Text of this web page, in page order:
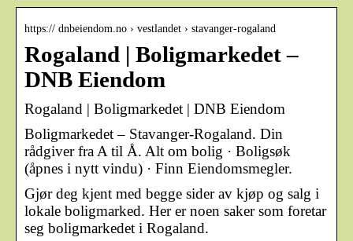
https:// dnbeiendom.no › vestlandet › stavanger-rogaland
Rogaland | Boligmarkedet –
DNB Eiendom
Rogaland | Boligmarkedet | DNB Eiendom
Boligmarkedet – Stavanger-Rogaland. Din
rådgiver fra A til Å. Alt om bolig · Boligsøk
(åpnes i nytt vindu) · Finn Eiendomsmegler.
Gjør deg kjent med begge sider av kjøp og salg i
lokale boligmarked. Her er noen saker som foretar
seg boligmarkedet i Rogaland.